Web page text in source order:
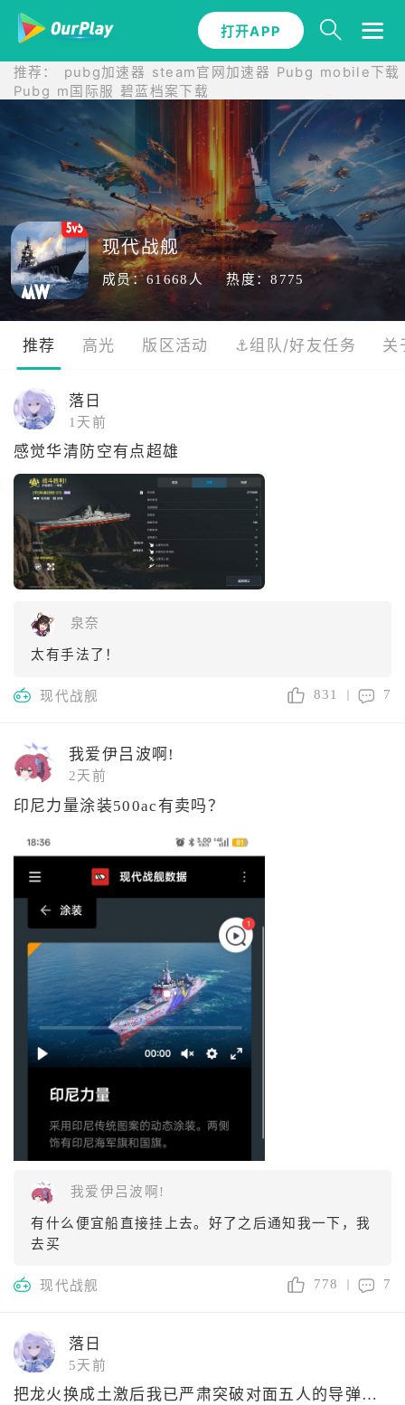
打开APP
推荐： pubg加速器 steam官网加速器 Pubg mobile下载
Pubg m国际服 碧蓝档案下载
打开APP
现代战舰
成员：61668人 热度：8775
推荐 高光 版区活动 ⚓组队/好友任务 关
落日
1天前
感觉华清防空有点超雄
泉奈
太有手法了！
现代战舰 831 7
我爱伊吕波啊!
2天前
印尼力量涂装500ac有卖吗？
我爱伊吕波啊!
有什么便宜船直接挂上去。好了之后通知我一下，我
去买
现代战舰 778 7
落日
5天前
把龙火换成土激后我已严肃突破对面五人的导弹攻击